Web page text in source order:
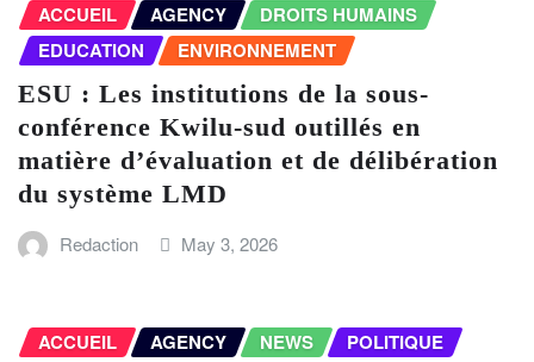
ACCUEIL AGENCY
DROITS HUMAINS
EDUCATION
ENVIRONNEMENT
ESU : Les institutions de la sous-
conférence Kwilu-sud outillés en
matière d’évaluation et de délibération
du système LMD
Redaction May 3, 2026
ACCUEIL AGENCY NEWS
POLITIQUE